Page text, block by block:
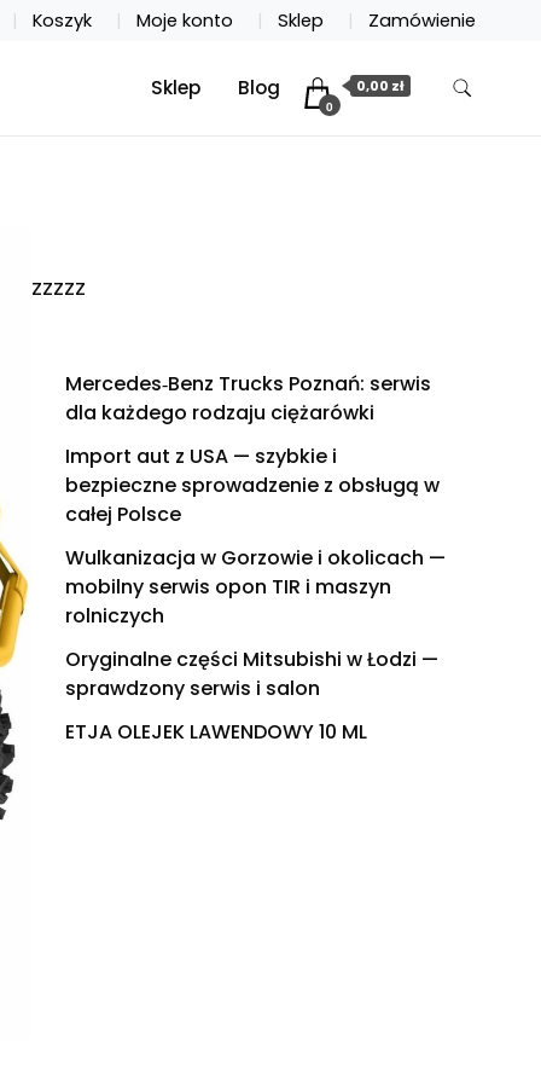
Koszyk Moje konto Sklep Zamówienie
Sklep Blog
0
0,00 zł
zzzzz
Mercedes‑Benz Trucks Poznań: serwis
dla każdego rodzaju ciężarówki
Import aut z USA — szybkie i
bezpieczne sprowadzenie z obsługą w
całej Polsce
Wulkanizacja w Gorzowie i okolicach —
mobilny serwis opon TIR i maszyn
rolniczych
Oryginalne części Mitsubishi w Łodzi —
sprawdzony serwis i salon
ETJA OLEJEK LAWENDOWY 10 ML